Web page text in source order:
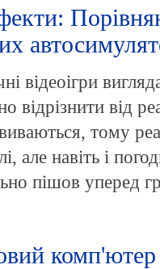
відеоігри
відрізнити від
тому
але навіть і
пішов уперед